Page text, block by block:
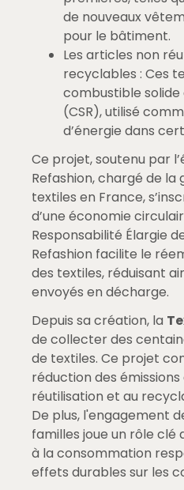
de nouveaux
pour le bâtiment.
Les articles non
recyclables : Ces
combustible
(CSR), utilisé
d’énergie dans
Ce projet, soutenu par
Refashion, chargé de la
textiles en France,
d’une économie
Responsabilité Élargie
Refashion facilite le
des textiles, réduisant
envoyés en décharge.
Depuis sa création, la
de collecter des
de textiles. Ce projet
réduction des
réutilisation et au
De plus, l'engagement
familles joue un rôle clé
à la consommation
effets durables sur les